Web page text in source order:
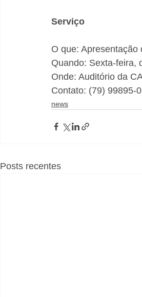
Serviço
O que:
Quando: Sexta-feira,
Onde: Auditório da
Contato: (79) 99895-
news
Posts recentes